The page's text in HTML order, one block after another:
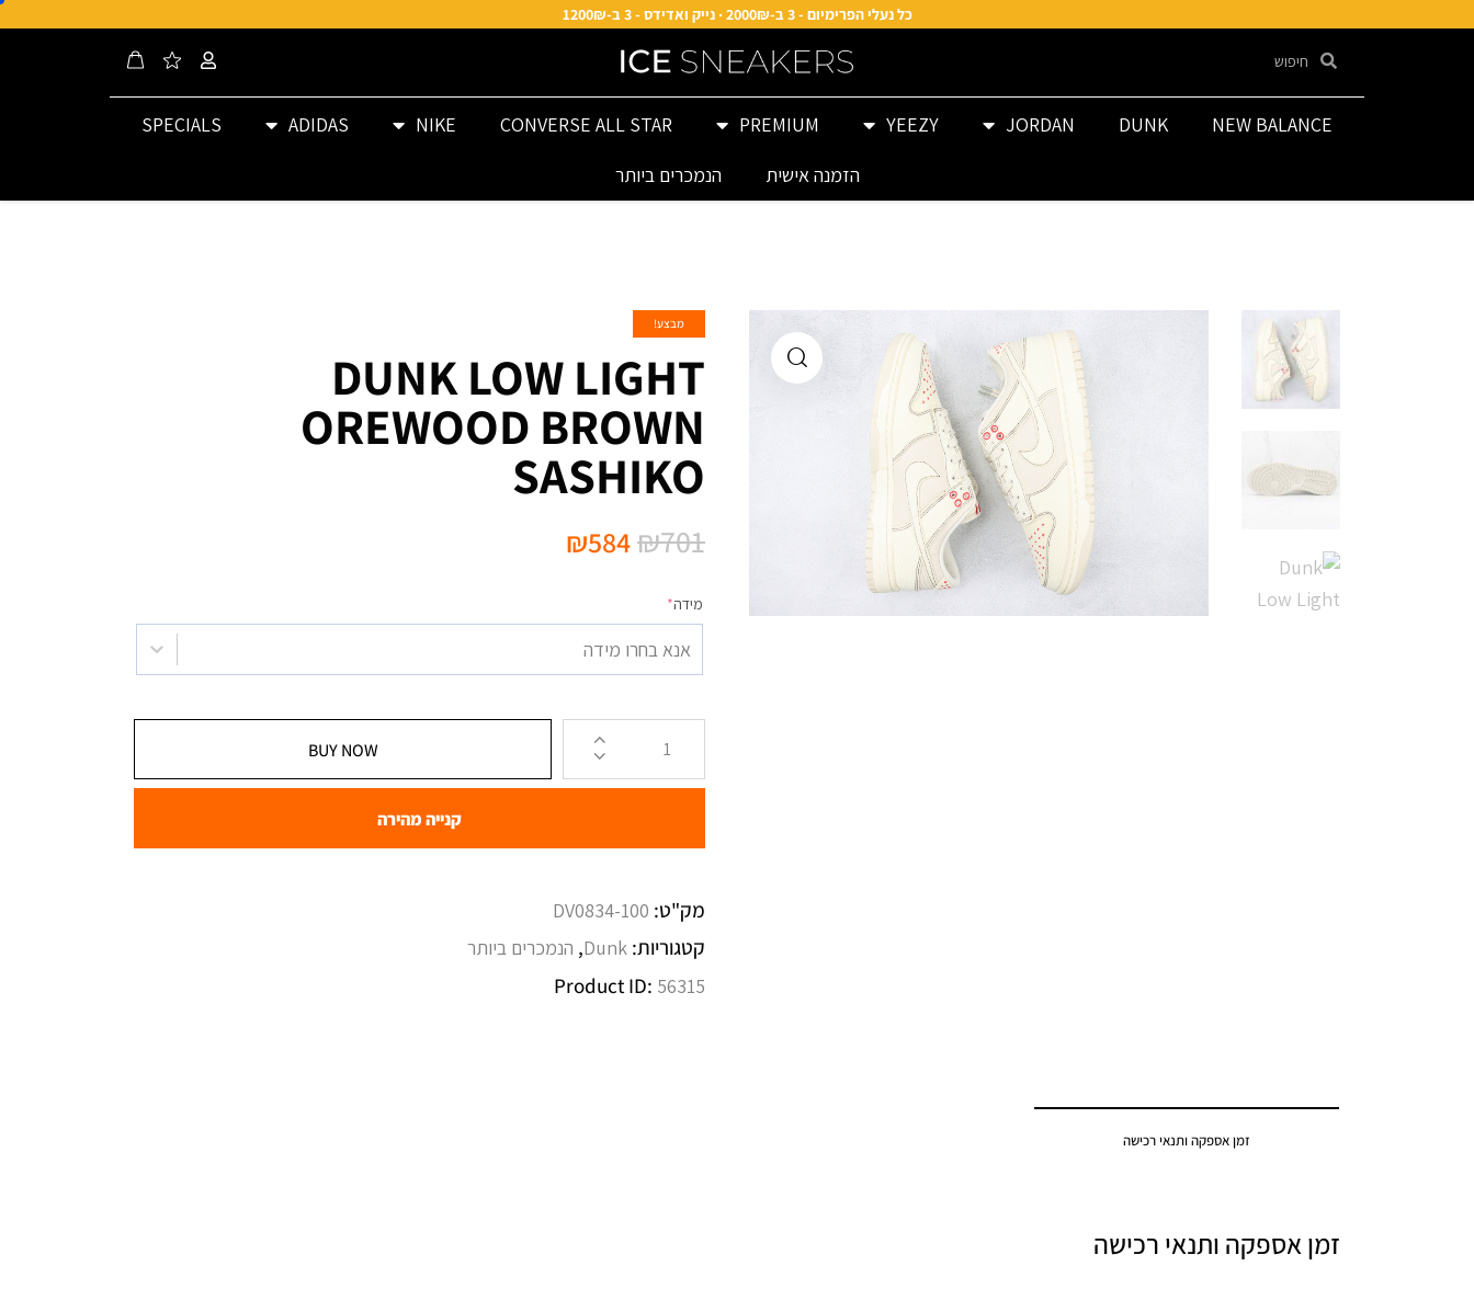
כל נעלי הפרימיום - 3 ב-2000₪ · נייק ואדידס - 3 ב-1200₪
NEW BALANCE
DUNK
JORDAN
YEEZY
PREMIUM
CONVERSE ALL STAR
NIKE
ADIDAS
SPECIALS
הזמנה אישית
הנמכרים ביותר
מבצע!
DUNK LOW LIGHT
OREWOOD BROWN
SASHIKO
₪701
₪584
מידה*
אנא בחרו מידה
BUY NOW
קנייה מהירה
מק"ט: DV0834-100
קטגוריות: Dunk
, הנמכרים ביותר
Product ID: 56315
זמן אספקה ותנאי רכישה
זמן אספקה ותנאי רכישה